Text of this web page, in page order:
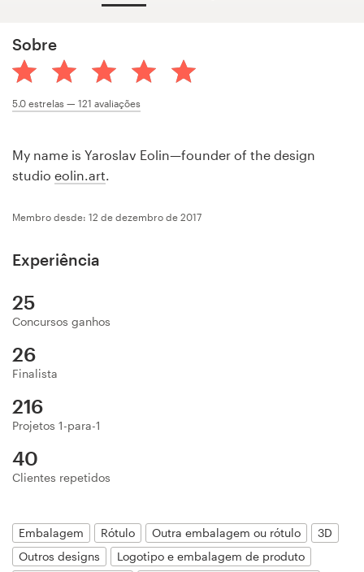
Sobre
5.0 estrelas — 121 avaliações
My name is Yaroslav Eolin—founder of the design
studio eolin.art.
Membro desde: 12 de dezembro de 2017
Experiência
25
Concursos ganhos
26
Finalista
216
Projetos 1-para-1
40
Clientes repetidos
Embalagem Rótulo Outra embalagem ou rótulo
3D
Outros designs
Logotipo e embalagem de produto
de
design
Concursos de designs
Encontre um designer
99designs Studio
99designs Pro
um
design
Design de logotipos
Design de site